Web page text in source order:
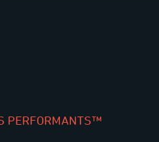
PERFORMANTS™